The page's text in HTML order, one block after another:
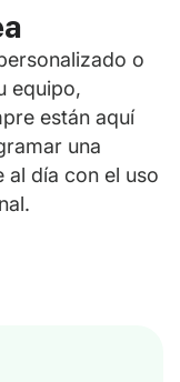
o
equipo,
están aquí
una
al día con el uso